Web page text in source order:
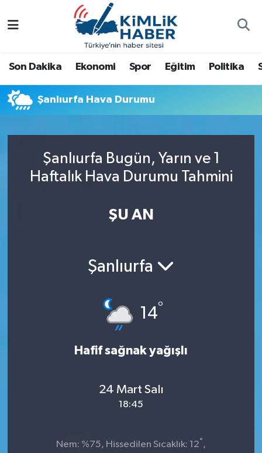
Son Dakika Ekonomi Spor Eğitim Politika
Şanlıurfa Hava Durumu
Şanlıurfa Bugün, Yarın ve 1
Haftalık Hava Durumu Tahmini
ŞU AN
Şanlıurfa
14°
Hafif sağnak yağışlı
24 Mart Salı
18:45
Nem: %75, Hissedilen Sıcaklık: 12° ,
Antalya
Dünya
Eğitim
Nöbetçi Eczaneler
Namaz Vakitleri
Trafik Durumu
Süper Lig Puan Durumu ve Fikstür
Son Dakika Haberleri